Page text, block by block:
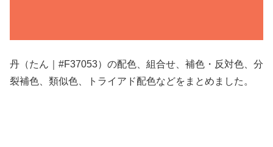
丹（たん｜#F37053）の配色、組合せ、補色・反対色、分
裂補色、類似色、トライアド配色などをまとめました。